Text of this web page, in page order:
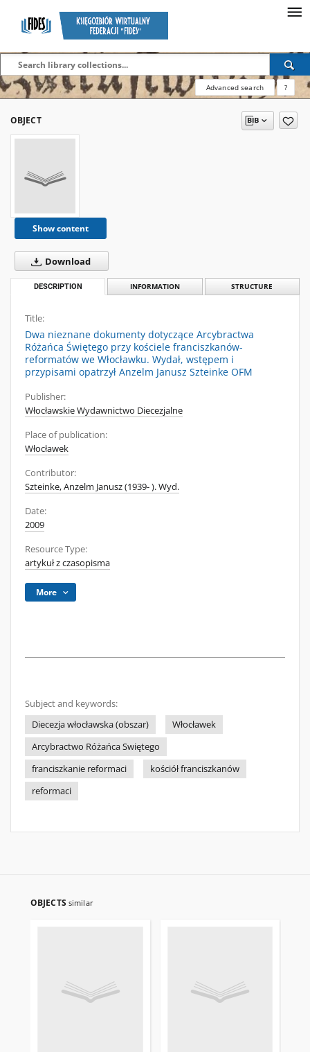
Advanced search ?
OBJECT
Show content
Download
DESCRIPTION INFORMATION STRUCTURE
Title:
Dwa nieznane dokumenty dotyczące Arcybractwa
Różańca Świętego przy kościele franciszkanów-
reformatów we Włocławku. Wydał, wstępem i
przypisami opatrzył Anzelm Janusz Szteinke OFM
Publisher:
Włocławskie Wydawnictwo Diecezjalne
Place of publication:
Włocławek
Contributor:
Szteinke, Anzelm Janusz (1939- ). Wyd.
Date:
2009
Resource Type:
artykuł z czasopisma
More
Subject and keywords:
Diecezja włocławska (obszar)
Włocławek
Arcybractwo Różańca Swiętego
franciszkanie reformaci
kościół franciszkanów
reformaci
OBJECTS similar